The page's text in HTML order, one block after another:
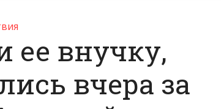
ее внучку,
вчера за